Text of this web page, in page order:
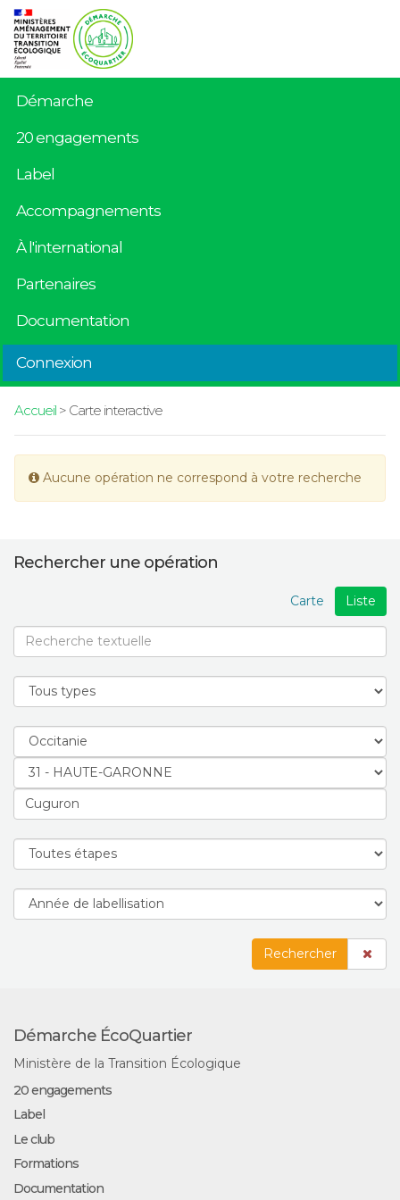
Démarche
20 engagements
Label
Accompagnements
À l'international
Partenaires
Documentation
Connexion
Accueil> Carte interactive
Aucune opération ne correspond à votre recherche
Rechercher une opération
Liste
Carte
Rechercher
Démarche ÉcoQuartier
Ministère de la Transition Écologique
20 engagements
Label
Le club
Formations
Documentation